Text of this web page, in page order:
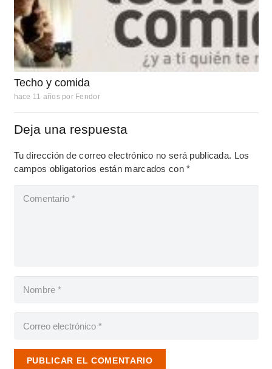
Techo y comida
hace 11 años por Fendor
Deja una respuesta
Tu dirección de correo electrónico no será publicada. Los
campos obligatorios están marcados con*
PUBLICAR EL COMENTARIO